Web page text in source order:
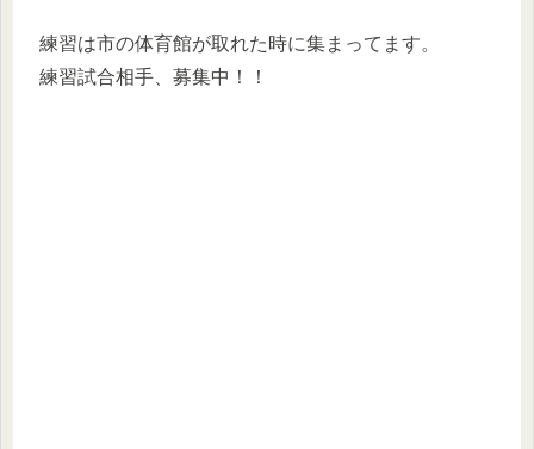
練習は市の体育館が取れた時に集まってます。
練習試合相手、募集中！！